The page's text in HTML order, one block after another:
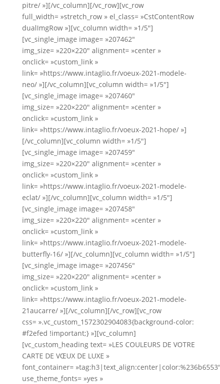
pitre/ »][/vc_column][/vc_row][vc_row
full_width= »stretch_row » el_class= »CstContentRow
dualImgRow »][vc_column width= »1/5″]
[vc_single_image image= »207462″
img_size= »220×220″ alignment= »center »
onclick= »custom_link »
link= »https://www.intaglio.fr/voeux-2021-modele-
neo/ »][/vc_column][vc_column width= »1/5″]
[vc_single_image image= »207460″
img_size= »220×220″ alignment= »center »
onclick= »custom_link »
link= »https://www.intaglio.fr/voeux-2021-hope/ »]
[/vc_column][vc_column width= »1/5″]
[vc_single_image image= »207459″
img_size= »220×220″ alignment= »center »
onclick= »custom_link »
link= »https://www.intaglio.fr/voeux-2021-modele-
eclat/ »][/vc_column][vc_column width= »1/5″]
[vc_single_image image= »207458″
img_size= »220×220″ alignment= »center »
onclick= »custom_link »
link= »https://www.intaglio.fr/voeux-2021-modele-
butterfly-16/ »][/vc_column][vc_column width= »1/5″]
[vc_single_image image= »207456″
img_size= »220×220″ alignment= »center »
onclick= »custom_link »
link= »https://www.intaglio.fr/voeux-2021-modele-
21aucarre/ »][/vc_column][/vc_row][vc_row
css= ».vc_custom_1572302904083{background-color:
#f2efed !important;} »][vc_column]
[vc_custom_heading text= »LES COULEURS DE VOTRE
CARTE DE VŒUX DE LUXE »
font_container=
use_theme_fonts= »yes »